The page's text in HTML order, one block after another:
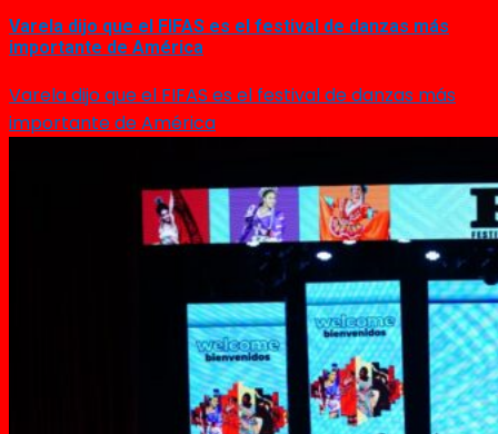
Varela dijo que el FIFAS es el festival de danzas más
importante de América
Varela dijo que el FIFAS es el festival de danzas más
importante de América